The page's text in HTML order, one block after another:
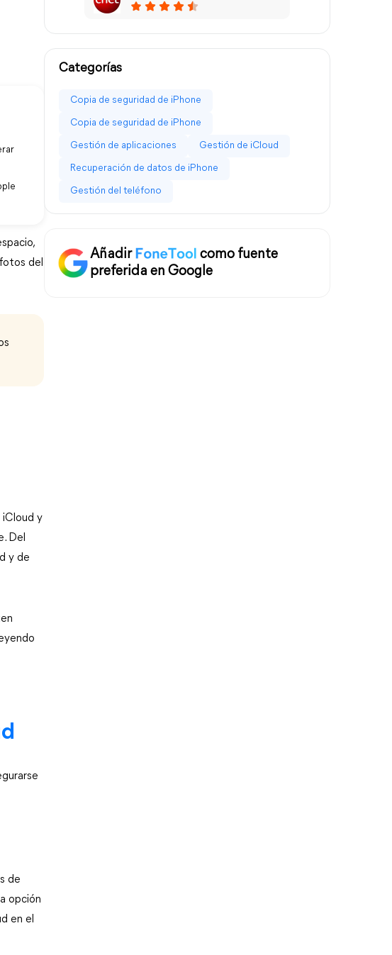
del
iCloud y
Del
y de
de
opción
en el
Categorías
Copia de seguridad de iPhone
Copia de seguridad de iPhone
Gestión de aplicaciones Gestión de iCloud
Recuperación de datos de iPhone
Gestión del teléfono
Añadir
como fuente
preferida en Google